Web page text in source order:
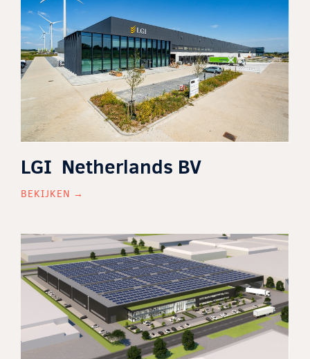
LGI Netherlands BV
BEKIJKEN →